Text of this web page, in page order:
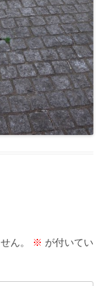
ん。 ※ が付いてい